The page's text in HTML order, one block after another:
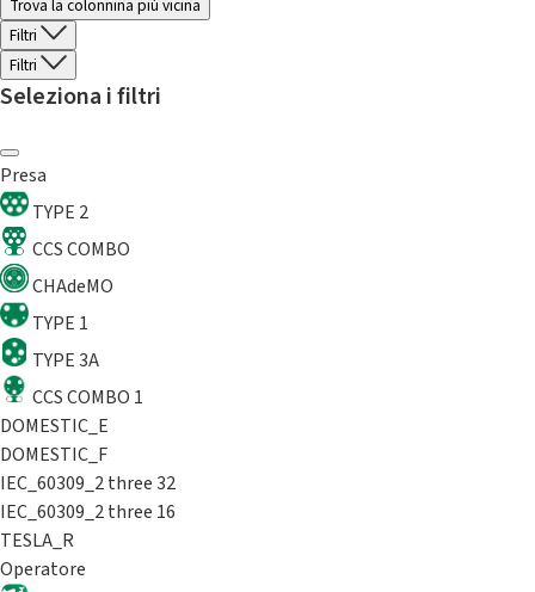
Trova la colonnina piú vicina
Filtri
Filtri
Seleziona i filtri
Presa
TYPE 2
CCS COMBO
CHAdeMO
TYPE 1
TYPE 3A
CCS COMBO 1
DOMESTIC_E
DOMESTIC_F
IEC_60309_2 three 32
IEC_60309_2 three 16
TESLA_R
Operatore